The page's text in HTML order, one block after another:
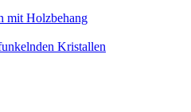
mit Holzbehang
Kristallen